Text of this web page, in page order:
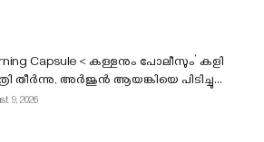
ധനസഹായം
admin August 9, 2026
Capsule < കള്ളനും പോലീസും’ കളി
തീർന്നു, അർജുൻ ആയങ്കിയെ പിടിച്ചു...
9, 2026